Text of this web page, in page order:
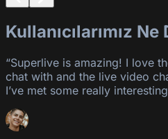
Kullanıcılarımız
“Superlive is amazing! I love
chat with and the live video
I’ve met some really